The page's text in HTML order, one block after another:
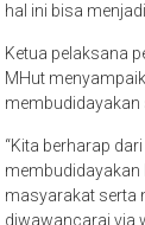
hal ini bisa
Ketua pelaksana
MHut
membudidayakan
“Kita berharap
membudidayakan
masyarakat serta
diwawancarai via